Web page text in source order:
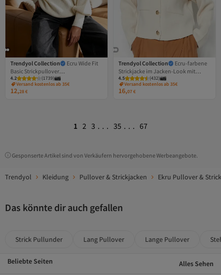
Trendyol Collection
Ecru Wide Fit
Basic Strickpullover
TWOAW23KZ01448
4.2 (1739)
Versand kostenlos ab 35€
12,28€
Trendyol Collection
Ecru-farbene
Strickjacke im Jacken-Look mit
Knopfdetails TWOAW24HI00023
4.5 (432)
Versand kostenlos ab 35€
16,07€
1 2 3 ... 35 ... 67
Gesponserte Artikel sind von Verkäufern hervorgehobene Werbeangebote.
Trendyol Kleidung Pullover & Strickjacken Ekru Pullover &
Das könnte dir auch gefallen
Strick Pullunder Lang Pullover Lange Pullover
Beliebte Seiten Alles Sehen